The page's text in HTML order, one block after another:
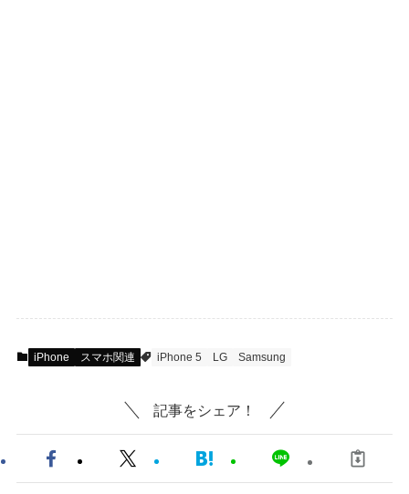
iPhone スマホ関連 iPhone 5 LG Samsung
記事をシェア！